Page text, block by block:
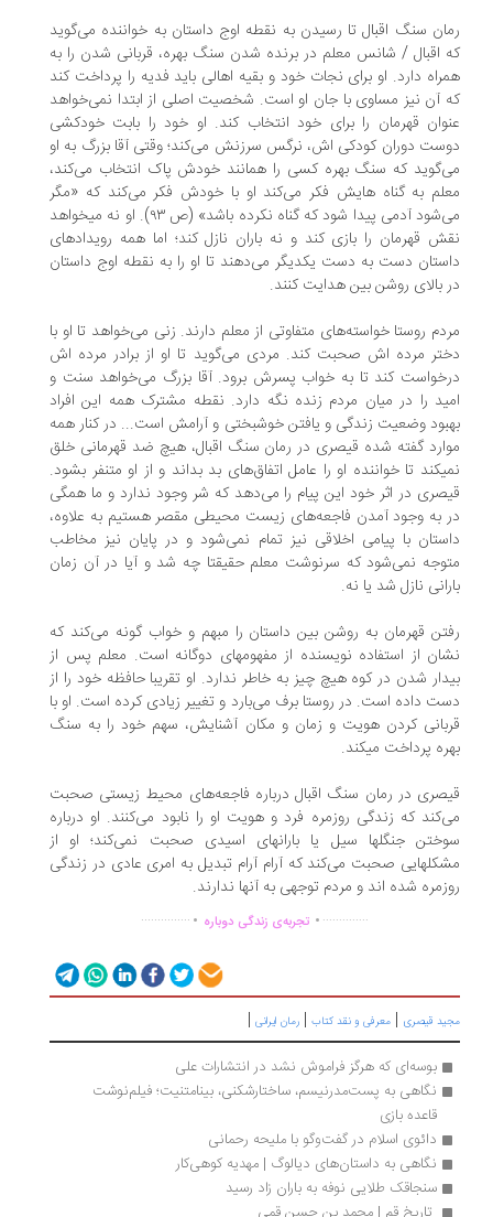
سنگ اقبال تا رسیدن به نقطه اوج داستان به خواننده می‌گوید
اقبال / شانس معلم در برنده شدن سنگ بهره، قربانی شدن را به
دارد. او برای نجات خود و بقیه اهالی باید فدیه را پرداخت کند
آن نیز مساوی با جان او است. شخصیت اصلی از ابتدا نمی‌خواهد
قهرمان را برای خود انتخاب کند. او خود را بابت خودکشی
دوران کودکی اش، نرگس سرزنش می‌کند؛ وقتی آقا بزرگ به او
که سنگ بهره کسی را همانند خودش پاک انتخاب می‌کند،
به گناه هایش فکر می‌کند او با خودش فکر می‌کند که «مگر
می‌شود آدمی پیدا شود که گناه نکرده باشد» (ص ۹۳). او نه میخواهد
قهرمان را بازی کند و نه باران نازل کند؛ اما همه رویدادهای
دست به دست یکدیگر می‌دهند تا او را به نقطه اوج داستان
بالای روشن بین هدایت کنند.
روستا خواسته‌های متفاوتی از معلم دارند. زنی می‌خواهد تا او با
مرده اش صحبت کند. مردی می‌گوید تا او از برادر مرده اش
کند تا به خواب پسرش برود. آقا بزرگ می‌خواهد سنت و
را در میان مردم زنده نگه دارد. نقطه مشترک همه این افراد
وضعیت زندگی و یافتن خوشبختی و آرامش است... در کنار همه
گفته شده قیصری در رمان سنگ اقبال، هیچ ضد قهرمانی خلق
تا خواننده او را عامل اتفاق‌های بد بداند و از او متنفر بشود.
در اثر خود این پیام را می‌دهد که شر وجود ندارد و ما همگی
به وجود آمدن فاجعه‌های زیست محیطی مقصر هستیم به علاوه،
با پیامی اخلاقی نیز تمام نمی‌شود و در پایان نیز مخاطب
نمی‌شود که سرنوشت معلم حقیقتا چه شد و آیا در آن زمان
نازل شد یا نه.
قهرمان به روشن بین داستان را مبهم و خواب گونه می‌کند که
از استفاده نویسنده از مفهومهای دوگانه است. معلم پس از
شدن در کوه هیچ چیز به خاطر ندارد. او تقریبا حافظه خود را از
داده است. در روستا برف می‌بارد و تغییر زیادی کرده است. او با
کردن هویت و زمان و مکان آشنایش، سهم خود را به سنگ
پرداخت میکند.
در رمان سنگ اقبال درباره فاجعه‌های محیط زیستی صحبت
که زندگی روزمره فرد و هویت او را نابود می‌کنند. او درباره
جنگلها سیل یا بارانهای اسیدی صحبت نمی‌کند؛ او از
صحبت می‌کند که آرام آرام تبدیل به امری عادی در زندگی
شده اند و مردم توجهی به آنها ندارند.
............... .تجربه‌ی زندگی دوباره ...............
قیصری| معرفی و نقد کتاب|رمان ایرانی|
بوسه‌ای که هرگز فراموش نشد در انتشارات علی
نگاهی به پست‌مدرنیسم، ساختارشکنی، بینامتنیت؛ فیلم‌نوشت
قاعده بازی
دائوی اسلام در گفت‌وگو با ملیحه رحمانی
نگاهی به داستان‌های دیالوگ | مهدیه کوهی‌کار
سنجاقک طلایی نوفه به باران زاد رسید